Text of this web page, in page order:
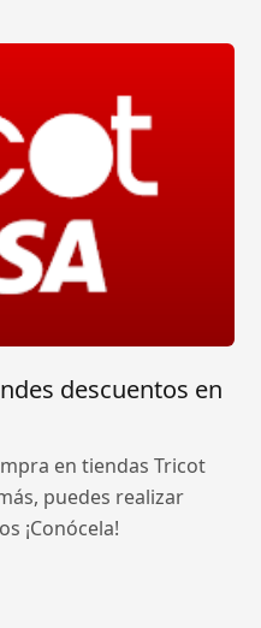
descuentos en
en tiendas Tricot
puedes realizar
¡Conócela!